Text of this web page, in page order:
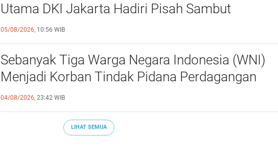
Utama DKI Jakarta Hadiri Pisah Sambut
Direktur Lalu Lintas Polda Metro Jaya
05/08/2026, 10:56 WIB
Sebanyak Tiga Warga Negara Indonesia (WNI)
Menjadi Korban Tindak Pidana Perdagangan
Orang (TPPO) di Libya Berhasil Dipulangkan Ke -
Indonesia. Mereka
04/08/2026, 23:42 WIB
LIHAT SEMUA